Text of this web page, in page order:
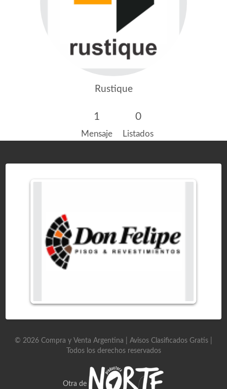
Rustique
1
Mensaje
0
Listados
© 2026 Compra y Venta Argentina | Avisos Clasificados Gratis
Todos los derechos reservados
Otra de